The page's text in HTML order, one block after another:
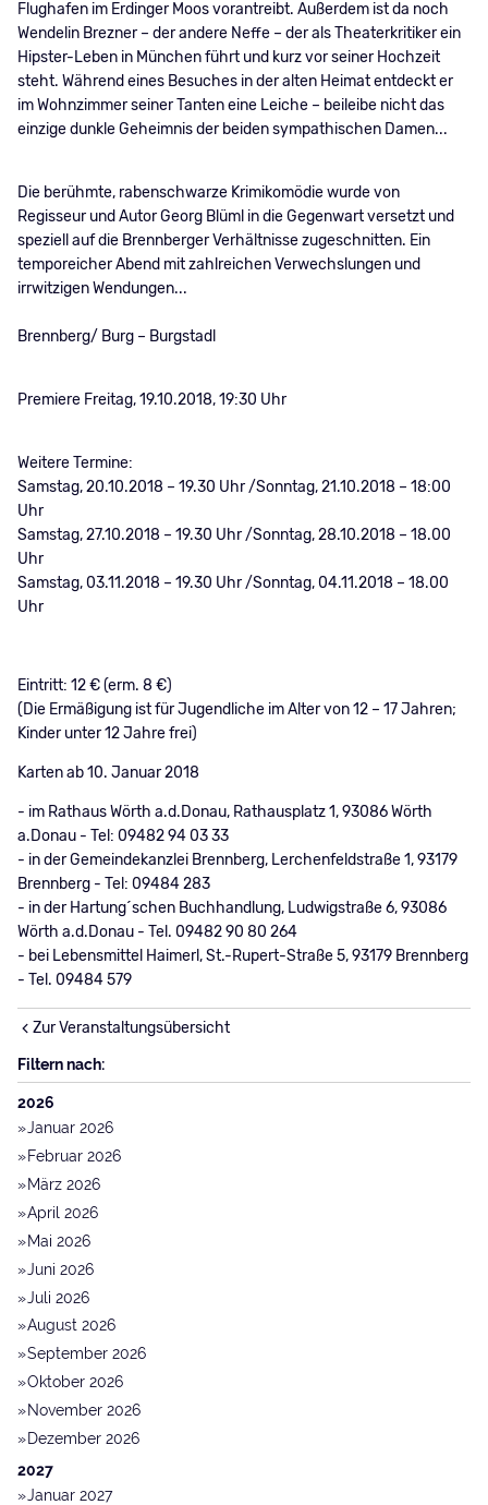
Flughafen im Erdinger Moos vorantreibt. Außerdem ist da noch
Wendelin Brezner – der andere Neffe – der als Theaterkritiker ein
Hipster-Leben in München führt und kurz vor seiner Hochzeit
steht. Während eines Besuches in der alten Heimat entdeckt er
im Wohnzimmer seiner Tanten eine Leiche – beileibe nicht das
einzige dunkle Geheimnis der beiden sympathischen Damen...
Die berühmte, rabenschwarze Krimikomödie wurde von
Regisseur und Autor Georg Blüml in die Gegenwart versetzt und
speziell auf die Brennberger Verhältnisse zugeschnitten. Ein
temporeicher Abend mit zahlreichen Verwechslungen und
irrwitzigen Wendungen...
Brennberg/ Burg – Burgstadl
Premiere Freitag, 19.10.2018, 19:30 Uhr
Weitere Termine:
Samstag, 20.10.2018 – 19.30 Uhr /Sonntag, 21.10.2018 – 18:00
Uhr
Samstag, 27.10.2018 – 19.30 Uhr /Sonntag, 28.10.2018 – 18.00
Uhr
Samstag, 03.11.2018 – 19.30 Uhr /Sonntag, 04.11.2018 – 18.00
Uhr
Eintritt: 12 € (erm. 8 €)
(Die Ermäßigung ist für Jugendliche im Alter von 12 – 17 Jahren;
Kinder unter 12 Jahre frei)
Karten ab 10. Januar 2018
- im Rathaus Wörth a.d.Donau, Rathausplatz 1, 93086 Wörth
a.Donau - Tel: 09482 94 03 33
- in der Gemeindekanzlei Brennberg, Lerchenfeldstraße 1, 93179
Brennberg - Tel: 09484 283
- in der Hartung´schen Buchhandlung, Ludwigstraße 6, 93086
Wörth a.d.Donau - Tel. 09482 90 80 264
- bei Lebensmittel Haimerl, St.-Rupert-Straße 5, 93179 Brennberg
- Tel. 09484 579
Zur Veranstaltungsübersicht
Filtern nach:
2026
Januar 2026
Februar 2026
März 2026
April 2026
Mai 2026
Juni 2026
Juli 2026
August 2026
September 2026
Oktober 2026
November 2026
Dezember 2026
2027
Januar 2027